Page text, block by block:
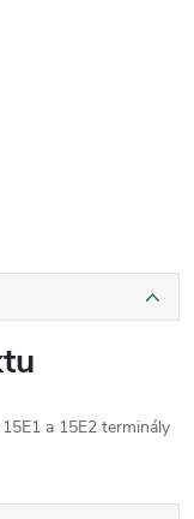
a 15E2 terminály